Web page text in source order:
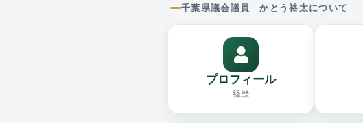
千葉県議会議員 かとう裕太について
プロフィール
経歴